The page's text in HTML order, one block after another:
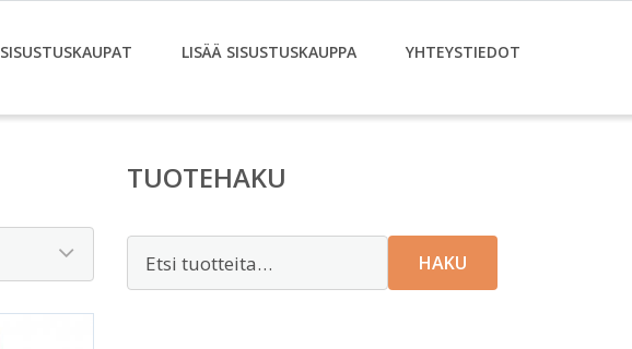
SISUSTUSKAUPAT LISÄÄ SISUSTUSKAUPPA YHTEYSTIEDOT
TUOTEHAKU
HAKU